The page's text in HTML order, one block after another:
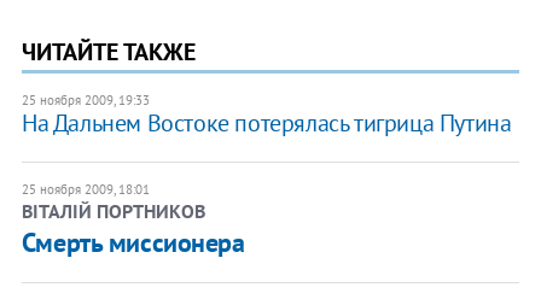
ЧИТАЙТЕ ТАКЖЕ
25 ноября 2009, 19:33
На Дальнем Востоке потерялась тигрица Путина
25 ноября 2009, 18:01
ВІТАЛІЙ ПОРТНИКОВ
Cмерть миссионера